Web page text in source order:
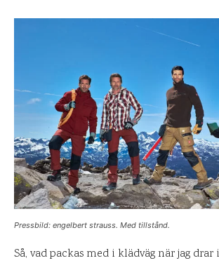
Pressbild: engelbert strauss. Med tillstånd.
Så, vad packas med i klädväg när jag drar